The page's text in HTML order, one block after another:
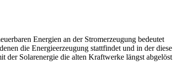
Energien an der Stromerzeugung bedeutet
die Energieerzeugung stattfindet und in der diese
der Solarenergie die alten Kraftwerke längst abgelöst